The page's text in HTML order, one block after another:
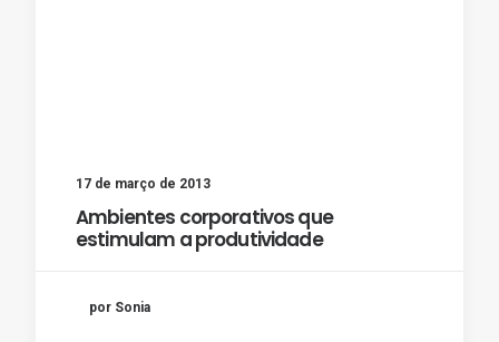
17 de março de 2013
Ambientes corporativos que
estimulam a produtividade
por Sonia